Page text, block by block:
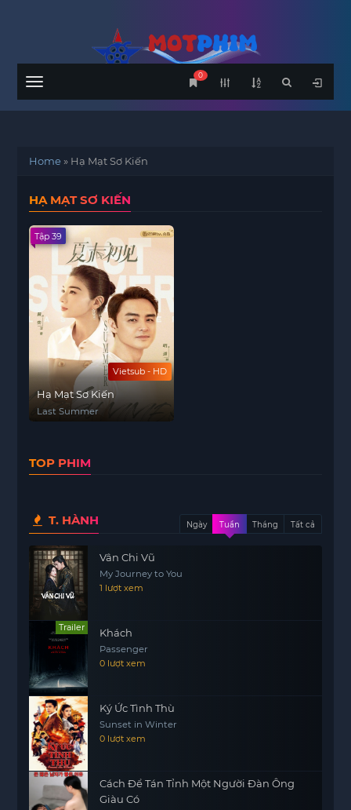
Menu
0
Home» Hạ Mạt Sơ Kiến
HẠ MẠT SƠ KIẾN
Vietsub - HD
Tập 39
Hạ Mạt Sơ Kiến
Last Summer
TOP PHIM
T. HÀNH Ngày Tuần Tháng Tất cả
Vân Chi Vũ
My Journey to You
1 lượt xem
Trailer Khách
Passenger
0 lượt xem
Ký Ức Tình Thù
Sunset in Winter
0 lượt xem
Cách Để Tán Tỉnh Một Người Đàn Ông
Giàu Có